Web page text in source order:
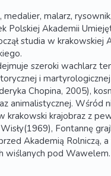
malarz,
Polskiej Akademii
studia w krakowskiej
szeroki wachlarz
i
Chopina, 2005),
animalistycznej. Wśród
krakowski krajobraz z
Fontannę
Akademią Rolniczą,
wiślanych pod Wawelem.